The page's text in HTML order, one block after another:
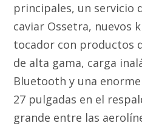
principales, un servicio
caviar Ossetra, nuevos
tocador con productos
de alta gama, carga
Bluetooth y una
27 pulgadas en el
grande entre las